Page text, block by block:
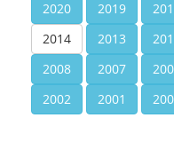
2020
2019
2014
2013
2008
2007
2002
2001